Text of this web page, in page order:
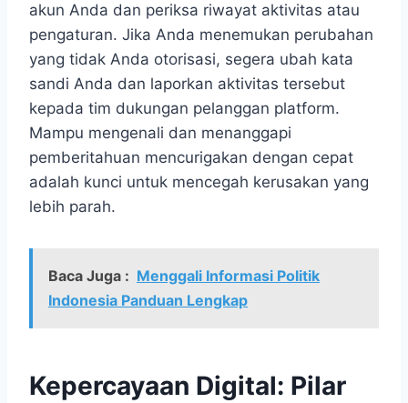
akun Anda dan periksa riwayat aktivitas atau
pengaturan. Jika Anda menemukan perubahan
yang tidak Anda otorisasi, segera ubah kata
sandi Anda dan laporkan aktivitas tersebut
kepada tim dukungan pelanggan platform.
Mampu mengenali dan menanggapi
pemberitahuan mencurigakan dengan cepat
adalah kunci untuk mencegah kerusakan yang
lebih parah.
Baca Juga : Menggali Informasi Politik
Indonesia Panduan Lengkap
Kepercayaan Digital: Pilar